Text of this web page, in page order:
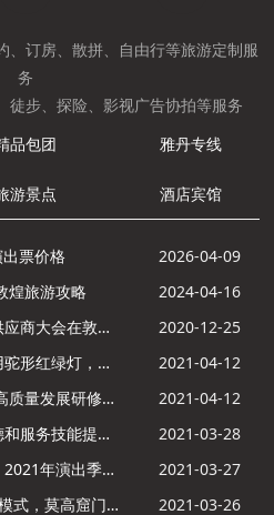
、订房、散拼、自由行等旅游定制服
务
徒步、探险、影视广告协拍等服务
品包团 雅丹专线
游景点 酒店宾馆
票价格
2026-04-09
煌旅游攻略
2024-04-16
敦煌市旅行社协会首届西北供应商大会在敦煌召开
2020-12-25
鸣沙山月牙泉景区：首次使用驼形红绿灯，骆驼“看驼灯绿了”走起来
2021-04-12
酒泉市2021年文化旅游行业高质量发展研修提升培训班敦煌分训点开班
2021-04-12
敦煌市文化旅游行业职业道德和服务技能提升导游专项培训成功举办
2021-03-28
关于大型情景剧《丝路花雨》2021年演出季开演的通知
2021-03-27
4月起，敦煌市进入夏季旅游模式，莫高窟门票价格调整
2021-03-26